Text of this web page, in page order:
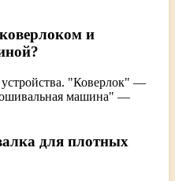
и
"Коверлок" —
машина" —
для плотных